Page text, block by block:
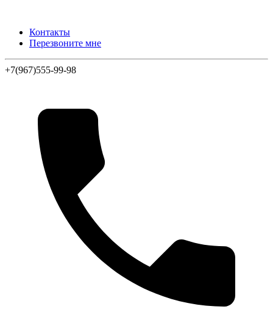
Контакты
Перезвоните мне
+7(967)555-99-98